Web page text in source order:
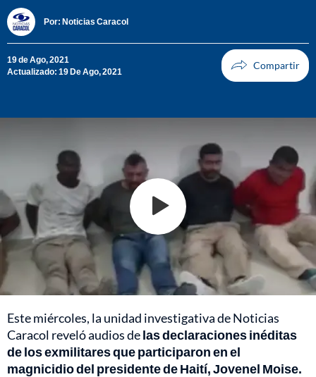
Por: Noticias Caracol
19 de Ago, 2021
Actualizado: 19 De Ago, 2021
Este miércoles, la unidad investigativa de Noticias
Caracol reveló audios delas declaraciones inéditas
de los exmilitares que participaron en el
magnicidio del presidente de Haití, Jovenel Moise.